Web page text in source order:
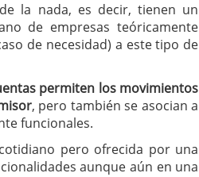
la nada, es decir, tienen un
de empresas teóricamente
de necesidad) a este tipo de
permiten los movimientos
, pero también se asocian a
funcionales.
pero ofrecida por una
aunque aún en una